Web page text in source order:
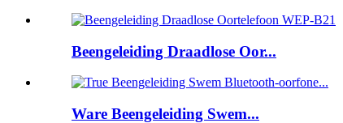
Beengeleiding Draadlose Oor...
Ware Beengeleiding Swem...